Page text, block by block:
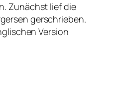
Zunächst lief die
gerschrieben.
Version